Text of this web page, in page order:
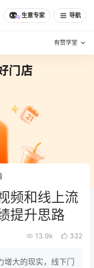
生意专家 导航
有赞学堂
说
佳实践
茶会
分享
频和线上流
提升思路
13.9k 332
增大的现实，线下门